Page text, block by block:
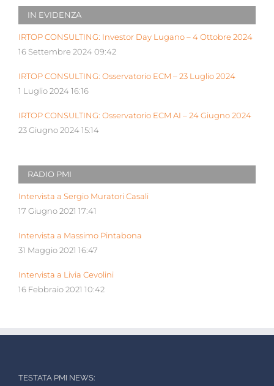
IN EVIDENZA
IRTOP CONSULTING: Investor Day Lugano – 4 Ottobre 2024
16 Settembre 2024 09:42
IRTOP CONSULTING: Osservatorio ECM – 23 Luglio 2024
1 Luglio 2024 16:16
IRTOP CONSULTING: Osservatorio ECM AI – 24 Giugno 2024
23 Giugno 2024 15:14
RADIO PMI
Intervista a Sergio Muratori Casali
17 Giugno 2021 17:41
Intervista a Massimo Pintabona
31 Maggio 2021 16:47
Intervista a Livia Cevolini
16 Febbraio 2021 10:42
TESTATA PMI NEWS: